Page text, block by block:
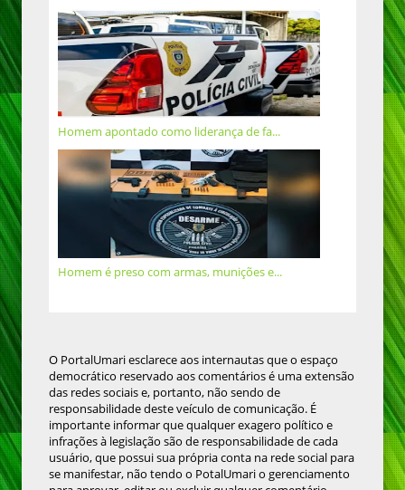
Homem apontado como liderança de fa...
Homem é preso com armas, munições e...
O PortalUmari esclarece aos internautas que o espaço
democrático reservado aos comentários é uma extensão
das redes sociais e, portanto, não sendo de
responsabilidade deste veículo de comunicação. É
importante informar que qualquer exagero político e
infrações à legislação são de responsabilidade de cada
usuário, que possui sua própria conta na rede social para
se manifestar, não tendo o PotalUmari o gerenciamento